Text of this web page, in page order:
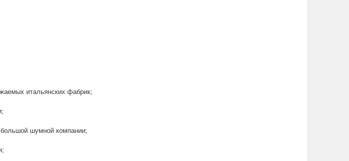
итальянских фабрик;
шумной компании;